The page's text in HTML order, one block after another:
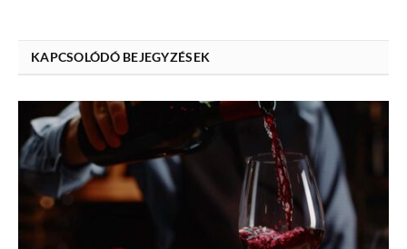
KAPCSOLÓDÓ BEJEGYZÉSEK